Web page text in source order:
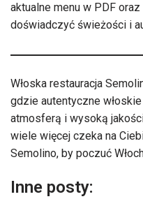
aktualne menu w PDF
doświadczyć świeżości i
Włoska restauracja
gdzie autentyczne
atmosferą i wysoką
wiele więcej czeka na
Semolino, by poczuć
Inne posty: